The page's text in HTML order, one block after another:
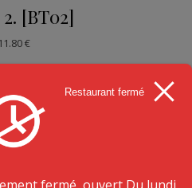
[BT02]
11.80€
AU PANIERRestaurant fermé